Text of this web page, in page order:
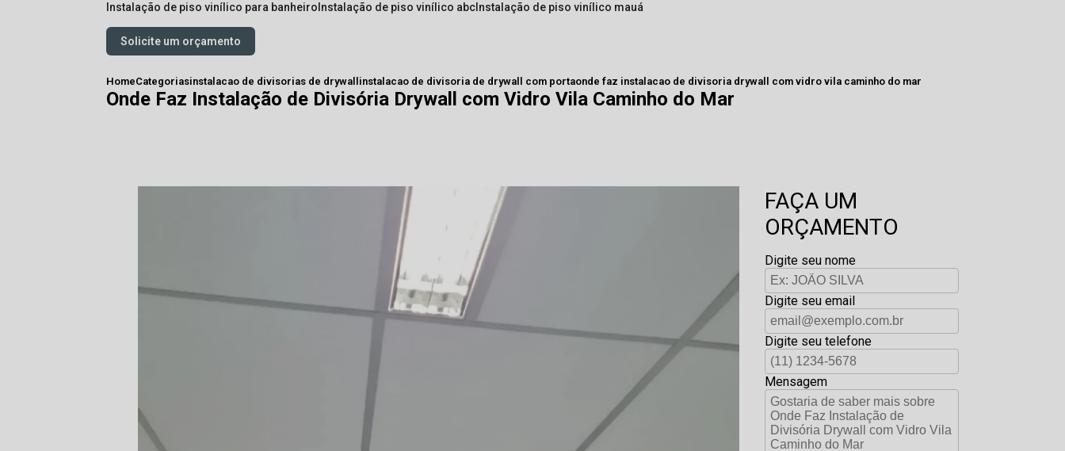
instalação de piso vinílico para banheiro instalação de piso vinílico abc instalação de piso vinílico mauá
Solicite um orçamento
HomeCategoriasinstalacao de divisorias de drywall instalacao de divisoria de drywall com portaonde faz instalacao de divisoria drywall com vidro vila caminho do mar
Onde Faz Instalação de Divisória Drywall com Vidro Vila Caminho do Mar
FAÇA UM
ORÇAMENTO
Digite seu nome
Digite seu email
Digite seu telefone
Mensagem